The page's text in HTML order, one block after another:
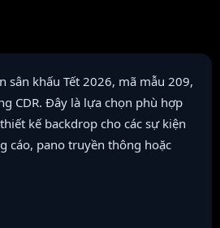
sân khấu Tết 2026, mã mẫu 209,
CDR. Đây là lựa chọn phù hợp
kế backdrop cho các sự kiện
cáo, pano truyền thông hoặc